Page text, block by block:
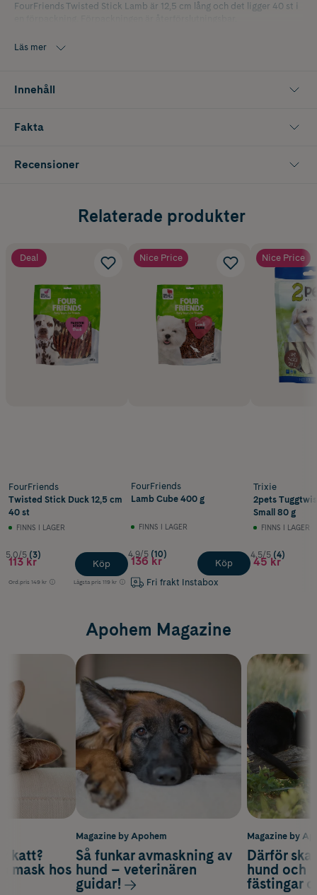
FourFriends Twisted Stick Lamb är 12,5 cm lång och det ligger 40 st i
Läs mer
Innehåll
Fakta
Recensioner
Relaterade produkter
Deal
FourFriends
Twisted Stick Duck 12,5 cm
40 st
FINNS I LAGER
5.0/5 (3)
113 kr
Ord.pris 149 kr Lägsta pris 119 kr
Köp
Nice Price
FourFriends
Lamb Cube 400 g
FINNS I LAGER
4.9/5 (10)
136 kr
Fri frakt Instabox
Köp
Nice Price
Trixie
2pets
Small 80 g
FINNS I LAGER
4.5/5 (4)
45 kr
Apohem Magazine
Magazine by
Därför
hund och
fästingar
katt?
mask hos
Magazine by Apohem
Så funkar avmaskning av
hund – veterinären
guidar!